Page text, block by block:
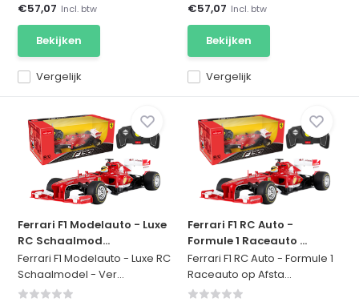
Vergelijk
€57,07 Incl. btw
Bekijken
Vergelijk
€57,07 Incl. btw
Bekijken
Ferrari F1 Modelauto - Luxe
RC Schaalmod...
Ferrari F1 Modelauto - Luxe RC
Schaalmodel - Ver...
Ferrari F1 RC Auto -
Formule 1 Raceauto ...
Ferrari F1 RC Auto - Formule 1
Raceauto op Afsta...